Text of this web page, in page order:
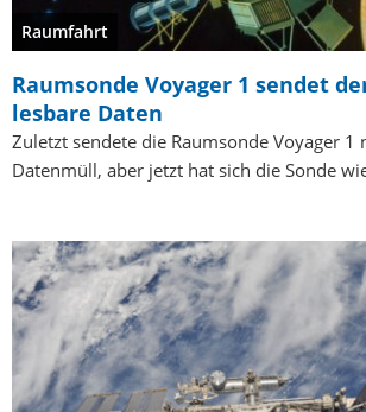
Raumfahrt
Raumsonde Voyager 1 sendet
lesbare Daten
Zuletzt sendete die Raumsonde Voyager 1
Datenmüll, aber jetzt hat sich die Sonde